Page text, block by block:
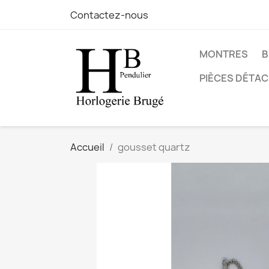
Contactez-nous
MONTRES
PIÈCES
Accueil gousset quartz